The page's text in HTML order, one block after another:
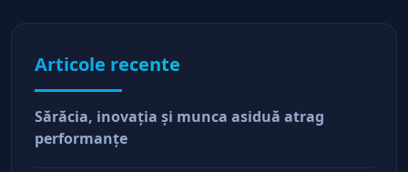
Articole recente
Sărăcia, inovaţia şi munca asiduă atrag
performanţe